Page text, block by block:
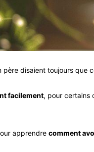
disaient toujours que
facilement, pour certains
apprendre comment